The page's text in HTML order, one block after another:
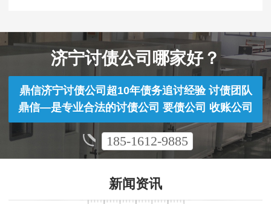
济宁讨债公司哪家好？
鼎信济宁讨债公司超10年债务追讨经验 讨债团队
鼎信—是专业合法的讨债公司 要债公司 收账公司
185-1612-9885
新闻资讯